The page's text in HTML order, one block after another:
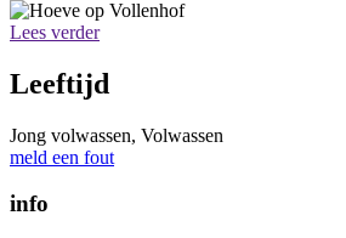
Lees verder
Leeftijd
Jong volwassen, Volwassen
meld een fout
info